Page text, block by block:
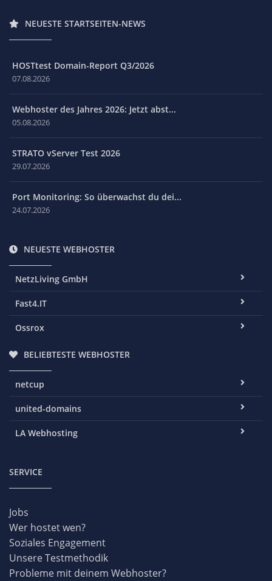
NEUESTE STARTSEITEN-NEWS
HOSTtest Domain-Report Q3/2026
07.08.2026
Webhoster des Jahres 2026: Jetzt abst...
05.08.2026
STRATO vServer Test 2026
29.07.2026
Port Monitoring: So überwachst du dei...
24.07.2026
NEUESTE WEBHOSTER
NetzLiving GmbH
Fast4.IT
Ossrox
BELIEBTESTE WEBHOSTER
netcup
united-domains
LA Webhosting
SERVICE
Jobs
Wer hostet wen?
Soziales Engagement
Unsere Testmethodik
Probleme mit deinem Webhoster?